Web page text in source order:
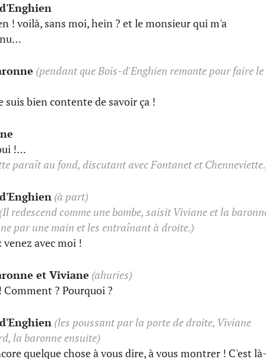
! voilà, sans moi, hein ? et le monsieur qui m'a
(pendant que Bois-d'Enghien remonte pour faire le
suis bien contente de savoir ça !
!…
paraît au fond, discutant avec Fontanet et
(à part)
(Il redescend comme une bombe, saisit Viviane et la
par une main et les entraînant à droite.)
venez avec moi !
et Viviane (ahuries)
Comment ? Pourquoi ?
(les poussant par la porte de droite, Viviane
la baronne ensuite)
quelque chose à vous dire, à vous montrer ! C'est